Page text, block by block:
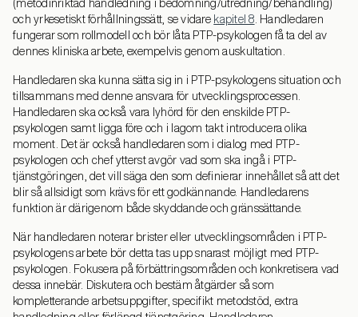
(metodinriktad handledning i bedömning/utredning/behandling)
och yrkesetiskt förhållningssätt, se vidare kapitel 8 . Handledaren
fungerar som rollmodell och bör låta PTP-psykologen få ta del av
dennes kliniska arbete, exempelvis genom auskultation.
Handledaren ska kunna sätta sig in i PTP-psykologens situation och
tillsammans med denne ansvara för utvecklingsprocessen.
Handledaren ska också vara lyhörd för den enskilde PTP-
psykologen samt ligga före och i lagom takt introducera olika
moment. Det är också handledaren som i dialog med PTP-
psykologen och chef ytterst avgör vad som ska ingå i PTP-
tjänstgöringen, det vill säga den som definierar innehållet så att det
blir så allsidigt som krävs för ett godkännande. Handledarens
funktion är därigenom både skyddande och gränssättande.
När handledaren noterar brister eller utvecklingsområden i PTP-
psykologens arbete bör detta tas upp snarast möjligt med PTP-
psykologen. Fokusera på förbättringsområden och konkretisera vad
dessa innebär. Diskutera och bestäm åtgärder så som
kompletterande arbetsuppgifter, specifikt metodstöd, extra